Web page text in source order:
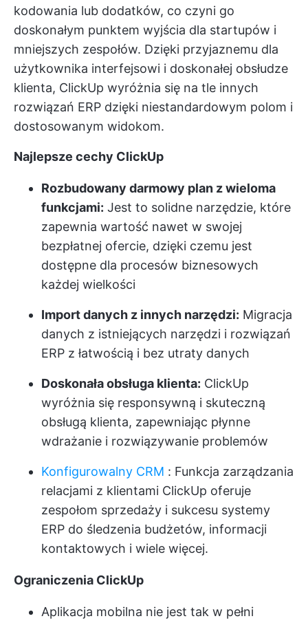
kodowania lub dodatków, co czyni go
doskonałym punktem wyjścia dla startupów i
mniejszych zespołów. Dzięki przyjaznemu dla
użytkownika interfejsowi i doskonałej obsłudze
klienta, ClickUp wyróżnia się na tle innych
rozwiązań ERP dzięki niestandardowym polom i
dostosowanym widokom.
Najlepsze cechy ClickUp
Rozbudowany darmowy plan z wieloma
funkcjami: Jest to solidne narzędzie, które
zapewnia wartość nawet w swojej
bezpłatnej ofercie, dzięki czemu jest
dostępne dla procesów biznesowych
każdej wielkości
Import danych z innych narzędzi: Migracja
danych z istniejących narzędzi i rozwiązań
ERP z łatwością i bez utraty danych
Doskonała obsługa klienta: ClickUp
wyróżnia się responsywną i skuteczną
obsługą klienta, zapewniając płynne
wdrażanie i rozwiązywanie problemów
Konfigurowalny CRM : Funkcja zarządzania
relacjami z klientami ClickUp oferuje
zespołom sprzedaży i sukcesu systemy
ERP do śledzenia budżetów, informacji
kontaktowych i wiele więcej.
Ograniczenia ClickUp
Aplikacja mobilna nie jest tak w pełni